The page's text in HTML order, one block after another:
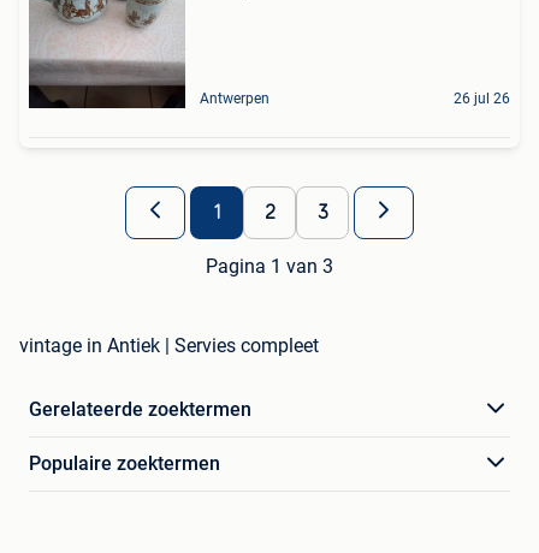
Antwerpen 26 jul 26
1 2 3
Pagina 1 van 3
vintage in Antiek | Servies compleet
Gerelateerde zoektermen
Populaire zoektermen